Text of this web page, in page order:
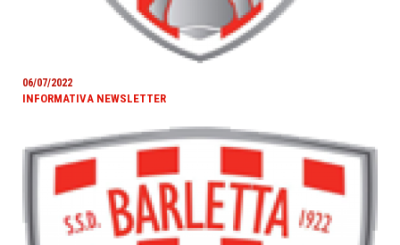
06/07/2022
INFORMATIVA NEWSLETTER